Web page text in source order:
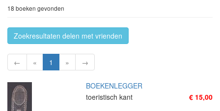
18 boeken gevonden
Zoekresultaten delen met vrienden
← « 1 » →
BOEKENLEGGER
toeristisch kant
€ 15,00